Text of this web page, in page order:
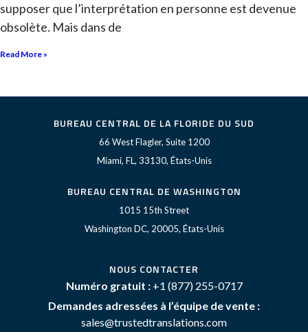
supposer que l’interprétation en personne est devenue
obsolète. Mais dans de
Read More »
BUREAU CENTRAL DE LA FLORIDE DU SUD
66 West Flagler, Suite 1200
Miami, FL, 33130, États-Unis
BUREAU CENTRAL DE WASHINGTON
1015 15th Street
Washington DC, 20005, États-Unis
NOUS CONTACTER
Numéro gratuit : +1 (877) 255-0717
Demandes adressées à l’équipe de vente :
sales@trustedtranslations.com